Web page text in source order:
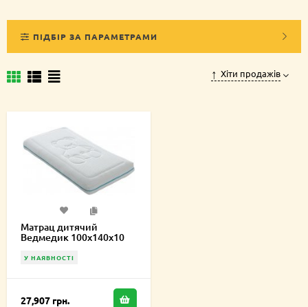
ПІДБІР ЗА ПАРАМЕТРАМИ
Хіти продажів
Матрац дитячий
Ведмедик 100х140х10
У НАЯВНОСТІ
27,907 грн.